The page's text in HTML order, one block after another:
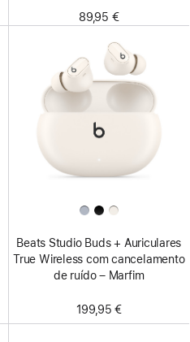
89,95 €
Beats Studio Buds + Auriculares
True Wireless com cancelamento
de ruído – Marfim
199,95 €